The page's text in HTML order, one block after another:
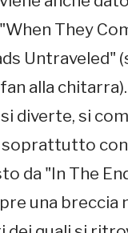
They
Untraveled"
alla
diverte, si
con
da "In The
una breccia